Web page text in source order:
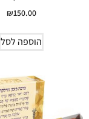
₪150.00
הוספה לסל